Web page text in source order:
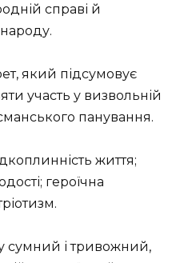
справі й
який підсумовує
участь у визвольній
панування.
життя;
героїчна
сумний і тривожний,